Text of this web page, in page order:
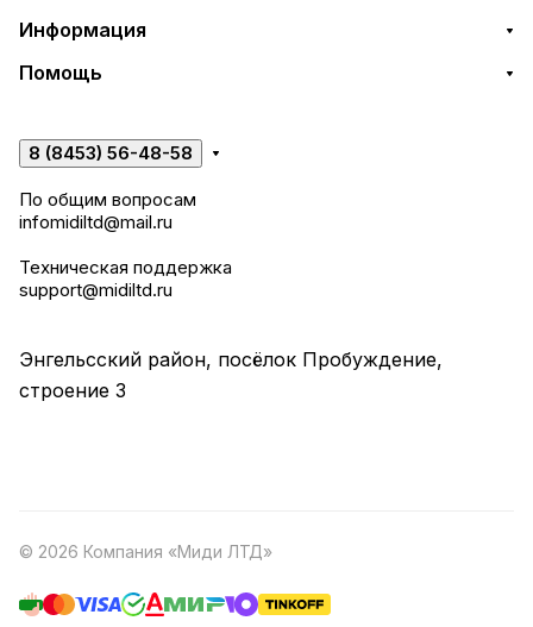
Информация
Помощь
8 (8453) 56-48-58
По общим вопросам
infomidiltd@mail.ru
Техническая поддержка
support@midiltd.ru
Энгельсский район, посёлок Пробуждение,
строение 3
© 2026 Компания «Миди ЛТД»